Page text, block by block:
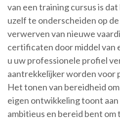
van een training cursus is
uzelf te onderscheiden op
verwerven van nieuwe
certificaten door middel van
u uw professionele profiel
aantrekkelijker worden voor
Het tonen van bereidheid
eigen ontwikkeling toont
ambitieus en bereid bent